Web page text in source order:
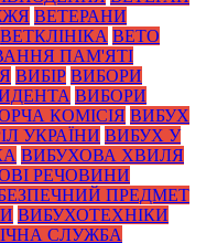
ВЕТЕРАНИ
ВЕТКЛІНІКА ВЕТО
ПАМ'ЯТІ
ВИБІР ВИБОРИ
ВИБОРИ
КОМІСІЯ ВИБУХ
УКРАЇНИ ВИБУХ У
ВИБУХОВА ХВИЛЯ
РЕЧОВИНИ
ПРЕДМЕТ
ВИБУХОТЕХНІКИ
СЛУЖБА